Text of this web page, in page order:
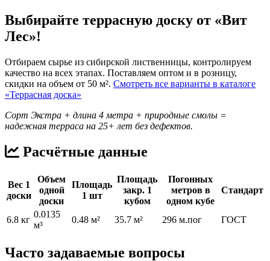
Выбирайте террасную доску от «Вит
Лес»!
Отбираем сырье из сибирской лиственницы, контролируем
качество на всех этапах. Поставляем оптом и в розницу,
скидки на объем от 50 м². Смотреть все варианты в каталоге
«Террасная доска»
Сорт Экстра + длина 4 метра + природные смолы =
надежная терраса на 25+ лет без дефектов.
Расчётные данные
Вес 1
доски
Объем
одной
доски
Площадь
1 шт
Площадь
закр. 1
кубом
Погонных
метров в
одном кубе
Стандарт
6.8 кг
0.0135
м³
0.48 м² 35.7 м² 296 м.пог ГОСТ
Часто задаваемые вопросы